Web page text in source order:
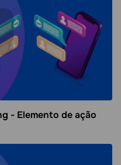
- Elemento de ação